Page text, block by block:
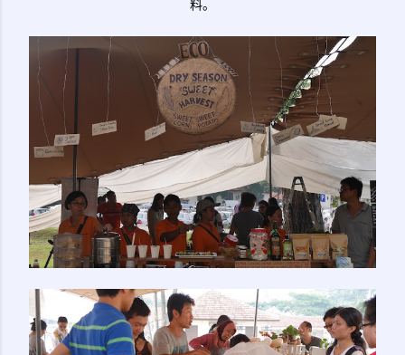
料。